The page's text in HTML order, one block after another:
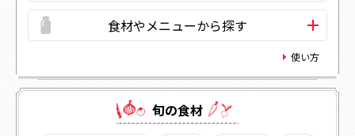
食材やメニューから探す
使い方
旬の⾷材